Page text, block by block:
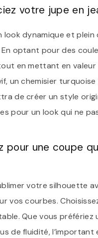
votre jupe en
look dynamique et plein
optant pour des
en mettant en valeur
un chemisier
de créer un style
pour un look qui ne
pour une coupe
votre silhouette
vos courbes.
Que vous préfériez
de fluidité,